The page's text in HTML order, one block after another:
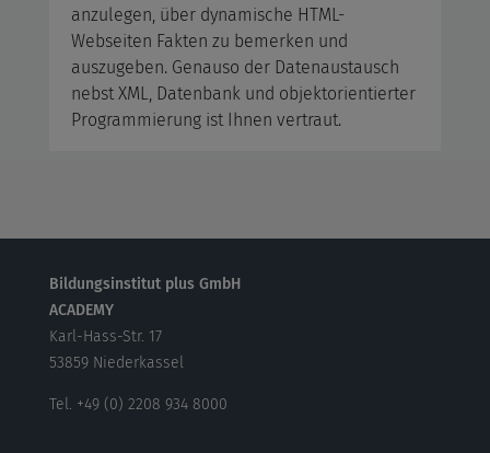
anzulegen, über dynamische HTML-
Webseiten Fakten zu bemerken und
auszugeben. Genauso der Datenaustausch
nebst XML, Datenbank und objektorientierter
Programmierung ist Ihnen vertraut.
Bildungsinstitut plus GmbH
ACADEMY
Karl-Hass-Str. 17
53859 Niederkassel
Tel. +49 (0) 2208 934 8000